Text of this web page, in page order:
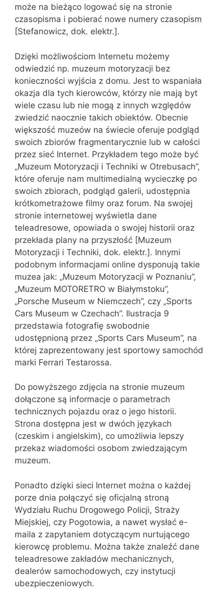
może na bieżąco logować się na stronie
czasopisma i pobierać nowe numery czasopism
[Stefanowicz, dok. elektr.].
Dzięki możliwościom Internetu możemy
odwiedzić np. muzeum motoryzacji bez
konieczności wyjścia z domu. Jest to wspaniała
okazja dla tych kierowców, którzy nie mają byt
wiele czasu lub nie mogą z innych względów
zwiedzić naocznie takich obiektów. Obecnie
większość muzeów na świecie oferuje podgląd
swoich zbiorów fragmentarycznie lub w całości
przez sieć Internet. Przykładem tego może być
„Muzeum Motoryzacji i Techniki w Otrebusach”,
które oferuje nam multimedialną wycieczkę po
swoich zbiorach, podgląd galerii, udostępnia
krótkometrażowe filmy oraz forum. Na swojej
stronie internetowej wyświetla dane
teleadresowe, opowiada o swojej historii oraz
przekłada plany na przyszłość [Muzeum
Motoryzacji i Techniki, dok. elektr.]. Innymi
podobnym informacjami online dysponują takie
muzea jak: „Muzeum Motoryzacji w Poznaniu”,
„Muzeum MOTORETRO w Białymstoku”,
„Porsche Museum w Niemczech”, czy „Sports
Cars Museum w Czechach”. Ilustracja 9
przedstawia fotografię swobodnie
udostępnioną przez „Sports Cars Museum”, na
której zaprezentowany jest sportowy samochód
marki Ferrari Testarossa.
Do powyższego zdjęcia na stronie muzeum
dołączone są informacje o parametrach
technicznych pojazdu oraz o jego historii.
Strona dostępna jest w dwóch językach
(czeskim i angielskim), co umożliwia lepszy
przekaz wiadomości osobom zwiedzającym
muzeum.
Ponadto dzięki sieci Internet można o każdej
porze dnia połączyć się oficjalną stroną
Wydziału Ruchu Drogowego Policji, Straży
Miejskiej, czy Pogotowia, a nawet wysłać e-
maila z zapytaniem dotyczącym nurtującego
kierowcę problemu. Można także znaleźć dane
teleadresowe zakładów mechanicznych,
dealerów samochodowych, czy instytucji
ubezpieczeniowych.